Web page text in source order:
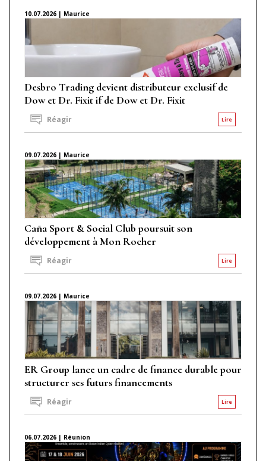
10.07.2026 | Maurice
Desbro Trading devient distributeur exclusif de
Dow et Dr. Fixit if de Dow et Dr. Fixit
Lire
Réagir
09.07.2026 | Maurice
Caña Sport & Social Club poursuit son
développement à Mon Rocher
Lire
Réagir
09.07.2026 | Maurice
ER Group lance un cadre de finance durable pour
structurer ses futurs financements
Lire
Réagir
06.07.2026 | Réunion